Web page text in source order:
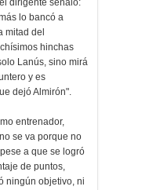
dirigente señaló:
lo bancó a
mitad del
hinchas
Lanús, sino mirá
y es
dejó Almirón".
entrenador,
se va porque no
a que se logró
de puntos,
ningún objetivo, ni